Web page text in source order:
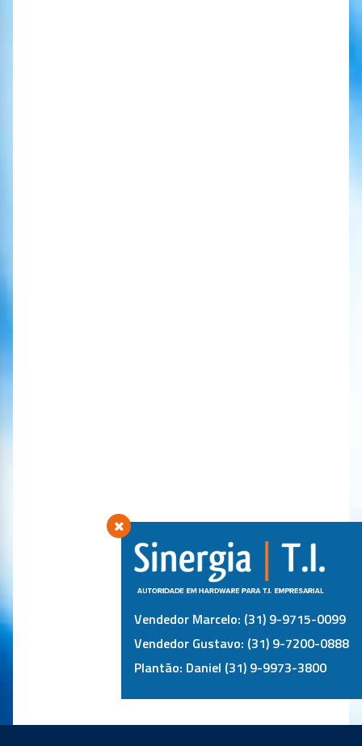
Vendedor Marcelo: (31) 9-9715-0099
Vendedor Gustavo: (31) 9-7200-0888
Plantão: Daniel (31) 9-9973-3800